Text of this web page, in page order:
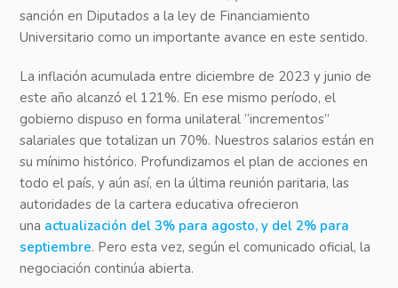
sanción en Diputados a la ley de Financiamiento
Universitario como un importante avance en este sentido.
La inflación acumulada entre diciembre de 2023 y junio de
este año alcanzó el 121%. En ese mismo período, el
gobierno dispuso en forma unilateral “incrementos”
salariales que totalizan un 70%. Nuestros salarios están en
su mínimo histórico. Profundizamos el plan de acciones en
todo el país, y aún así, en la última reunión paritaria, las
autoridades de la cartera educativa ofrecieron
una actualización del 3% para agosto, y del 2% para
septiembre. Pero esta vez, según el comunicado oficial, la
negociación continúa abierta.